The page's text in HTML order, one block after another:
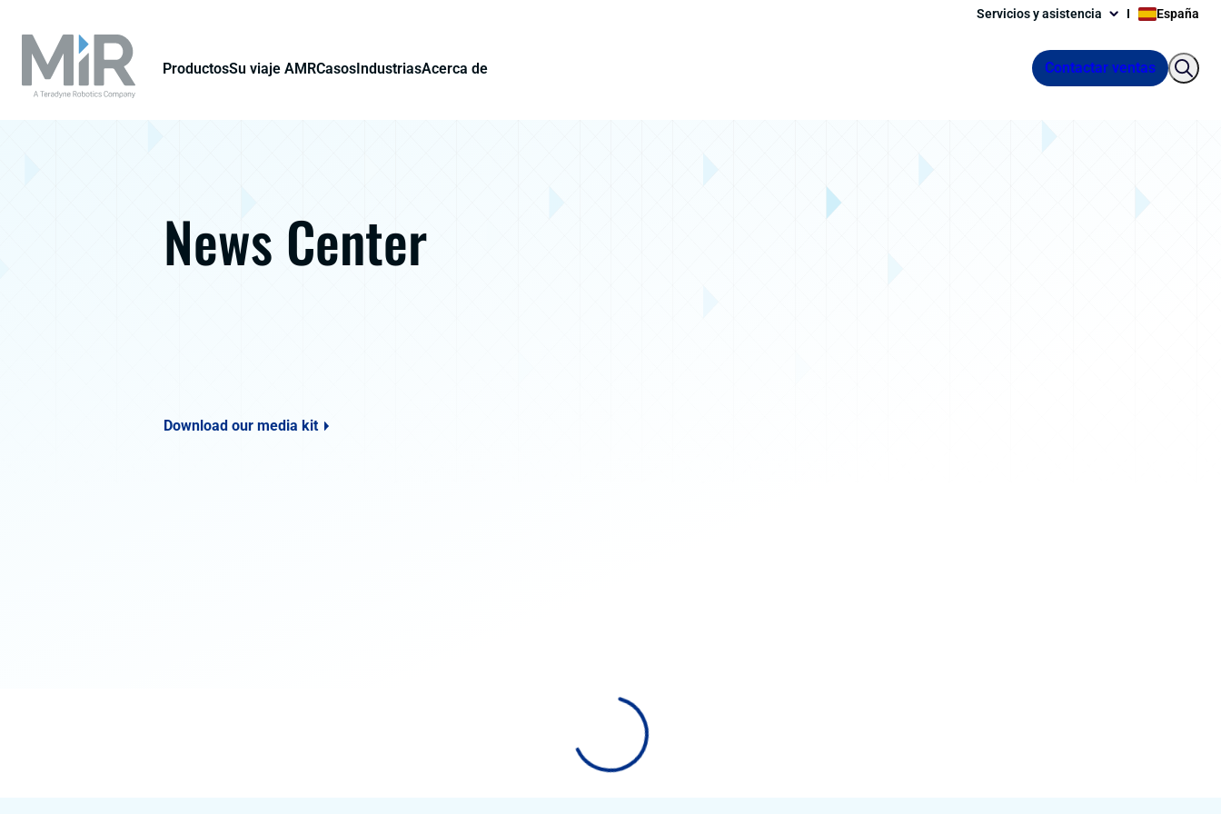
Servicios y asistencia España
ProductosSu viaje AMRCasosIndustriasAcerca de Contactar ventas
News Center
Download our media kit